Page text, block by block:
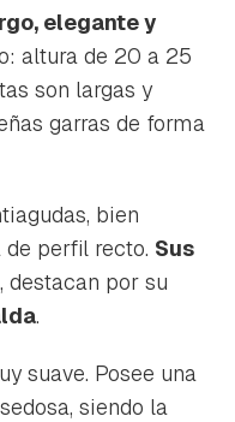
elegante y
altura de 20 a 25
son largas y
garras de forma
bien
perfil recto. Sus
destacan por su
.
suave. Posee una
siendo la